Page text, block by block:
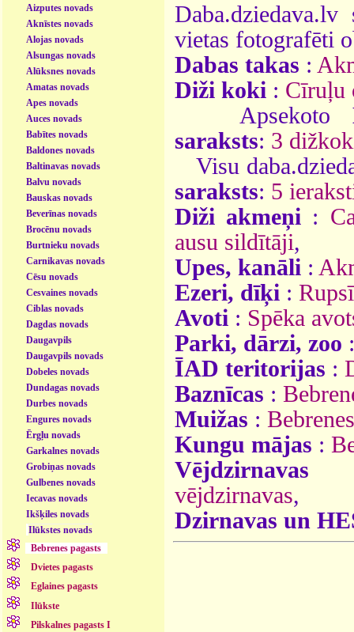
Aizputes novads
Aknīstes novads
Alojas novads
Alsungas novads
Alūksnes novads
Amatas novads
Apes novads
Auces novads
Babītes novads
Baldones novads
Baltinavas novads
Balvu novads
Bauskas novads
Beverīnas novads
Brocēnu novads
Burtnieku novads
Carnikavas novads
Cēsu novads
Cesvaines novads
Ciblas novads
Dagdas novads
Daugavpils
Daugavpils novads
Dobeles novads
Dundagas novads
Durbes novads
Engures novads
Ērgļu novads
Garkalnes novads
Grobiņas novads
Gulbenes novads
Iecavas novads
Ikšķiles novads
Ilūkstes novads
Bebrenes pagasts
Dvietes pagasts
Eglaines pagasts
Ilūkste
Pilskalnes pagasts I
vietas fotografēti
Dabas takas :
Diži koki : Cīruļu
Apsekoto
saraksts: 3
Visu
saraksts: 5
Diži akmeņi :
ausu sildītāji,
Upes, kanāli :
Ezeri, dīķi :
Avoti : Spēka
Parki, dārzi, zoo
ĪAD teritorijas :
Baznīcas :
Muižas :
Kungu mājas :
Vējdzirnavas
vējdzirnavas,
Dzirnavas un